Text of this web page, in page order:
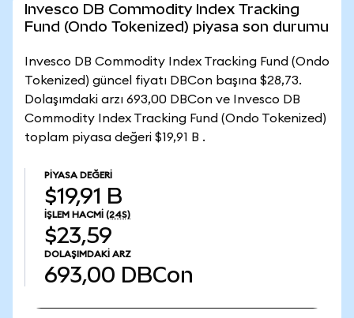
Invesco DB Commodity Index Tracking
Fund (Ondo Tokenized) piyasa son durumu
Invesco DB Commodity Index Tracking Fund (Ondo
Tokenized) güncel fiyatı DBCon başına $28,73.
Dolaşımdaki arzı 693,00 DBCon ve Invesco DB
Commodity Index Tracking Fund (Ondo Tokenized)
toplam piyasa değeri $19,91 B .
PIYASA DEĞERI
$19,91 B
İŞLEM HACMI (24S)
$23,59
DOLAŞIMDAKI ARZ
693,00 DBCon